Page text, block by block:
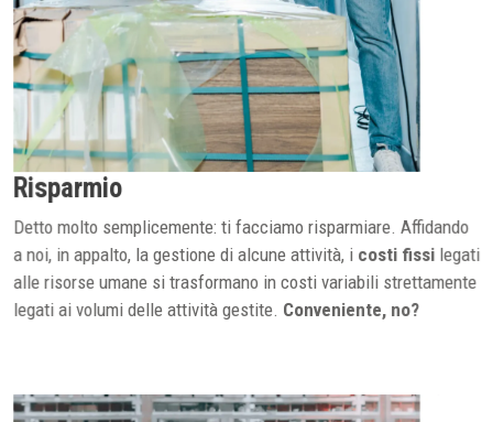
Risparmio
Detto molto semplicemente: ti facciamo risparmiare. Affidando
a noi, in appalto, la gestione di alcune attività, i costi fissi legati
alle risorse umane si trasformano in costi variabili strettamente
legati ai volumi delle attività gestite. Conveniente, no?